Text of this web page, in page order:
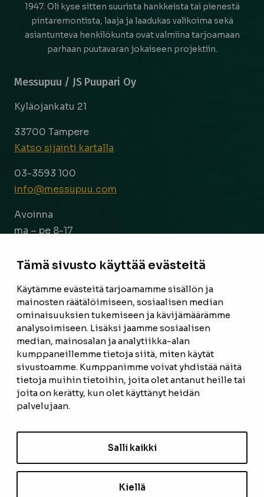
Tämä sivusto käyttää evästeitä
Käytämme evästeitä tarjoamamme sisällön ja
mainosten räätälöimiseen, sosiaalisen median
ominaisuuksien tukemiseen ja kävijämäärämme
analysoimiseen. Lisäksi jaamme sosiaalisen
median, mainosalan ja analytiikka-alan
kumppaneillemme tietoja siitä, miten käytät
sivustoamme. Kumppanimme voivat yhdistää näitä
tietoja muihin tietoihin, joita olet antanut heille tai
joita on kerätty, kun olet käyttänyt heidän
palvelujaan.
Salli kaikki
Kiellä
1947. Oli kyse sitten suurista hankkeista tai pienestä
pintaremontista, laaja ja laadukas valikoima sekä
asiantunteva henkilökunta ovat valmiina tarjoamaan
parhaan puutavaran jokaiseen projektiin.
Messupuu / JS Puupari Oy
Kyläojankatu 21
33700 Tampere
Katso sijainti kartalla
03-3593 100
info@messupuu.com
Avoinna
ma – pe 8-17
ETUSIVU
TUOTTEET
REFERENSSIT
OTA YHTEYTTÄ
EVÄSTEASETUKSET